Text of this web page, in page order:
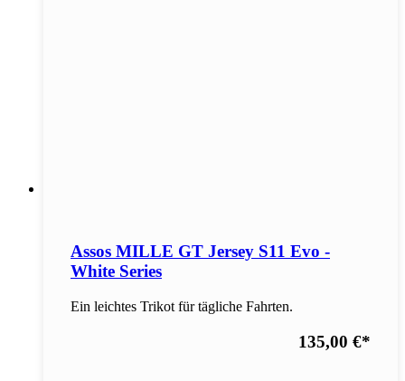
Assos MILLE GT Jersey S11 Evo -
White Series
Ein leichtes Trikot für tägliche Fahrten.
135,00 €*